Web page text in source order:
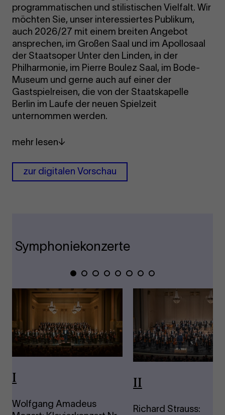
programmatischen und stilistischen Vielfalt. Wir
möchten Sie, unser interessiertes Publikum,
auch 2026/27 mit einem breiten Angebot
ansprechen, im Großen Saal und im Apollosaal
der Staatsoper Unter den Linden, in der
Philharmonie, im Pierre Boulez Saal, im Bode-
Museum und gerne auch auf einer der
Gastspielreisen, die von der Staatskapelle
Berlin im Laufe der neuen Spielzeit
unternommen werden.
mehr lesen
zur digitalen Vorschau
Symphoniekonzerte
Zeige
Folie
1
Zeige
Folie
2
Zeige
Folie
3
Zeige
Folie
Zeige
Folie
Zeige
Folie
Zeige
Folie
Zeige
Folie
I
Wolfgang Amadeus
II
Richard Strauss: